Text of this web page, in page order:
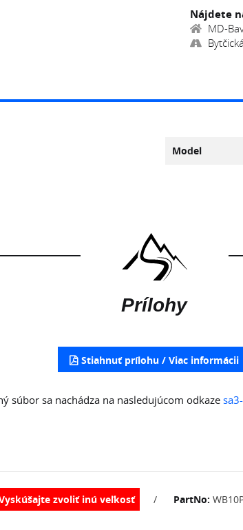
Nájdete
MD-
Model
Prílohy
Stiahnuť prílohu
súbor sa nachádza na nasledujúcom odkaze
/ PartNo: